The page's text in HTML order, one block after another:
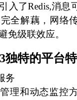
入了Redis,消息
全解藕，网络
免级联效应。
独特的平台
务
理和动态监控